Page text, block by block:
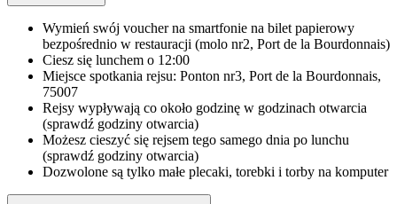
Wymień swój voucher na smartfonie na bilet papierowy
bezpośrednio w restauracji (molo nr2, Port de la Bourdonnais)
Ciesz się lunchem o 12:00
Miejsce spotkania rejsu: Ponton nr3, Port de la Bourdonnais,
75007
Rejsy wypływają co około godzinę w godzinach otwarcia
(sprawdź godziny otwarcia)
Możesz cieszyć się rejsem tego samego dnia po lunchu
(sprawdź godziny otwarcia)
Dozwolone są tylko małe plecaki, torebki i torby na komputer